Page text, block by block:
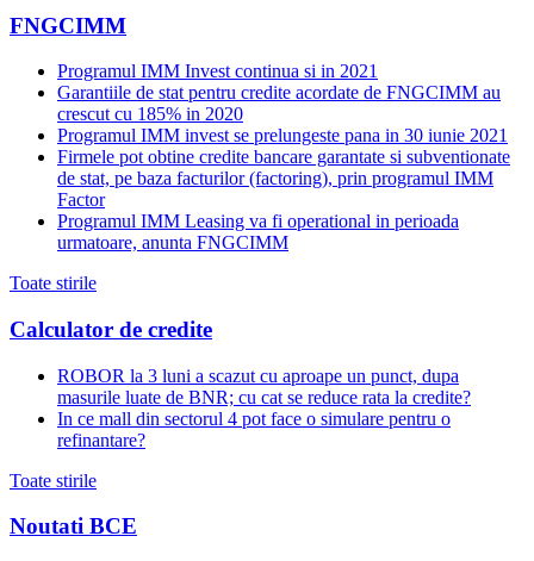
FNGCIMM
Programul IMM Invest continua si in 2021
Garantiile de stat pentru credite acordate de FNGCIMM au
crescut cu 185% in 2020
Programul IMM invest se prelungeste pana in 30 iunie 2021
Firmele pot obtine credite bancare garantate si subventionate
de stat, pe baza facturilor (factoring), prin programul IMM
Factor
Programul IMM Leasing va fi operational in perioada
urmatoare, anunta FNGCIMM
Toate stirile
Calculator de credite
ROBOR la 3 luni a scazut cu aproape un punct, dupa
masurile luate de BNR; cu cat se reduce rata la credite?
In ce mall din sectorul 4 pot face o simulare pentru o
refinantare?
Toate stirile
Noutati BCE